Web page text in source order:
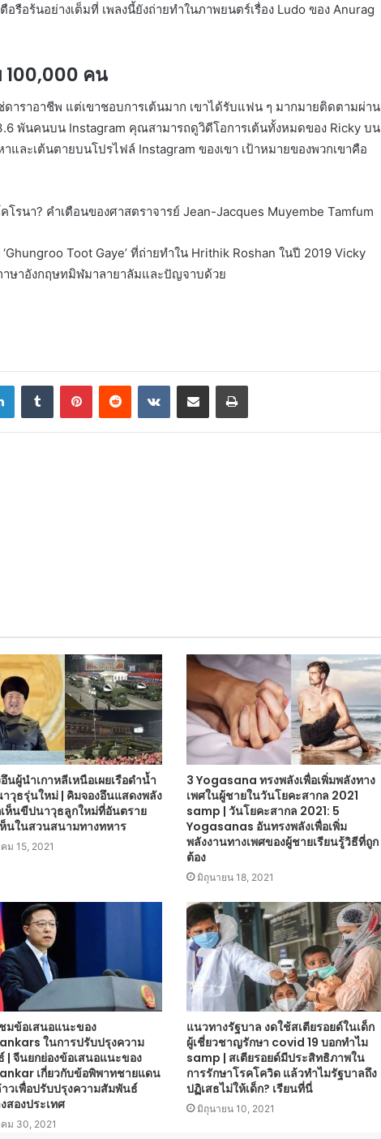
รือร้นอย่างเต็มที่ เพลงนี้ยังถ่ายทำในภาพยนตร์เรื่อง Ludo ของ Anurag
100,000 คน
ดาราอาชีพ แต่เขาชอบการเต้นมาก เขาได้รับแฟน ๆ มากมายติดตามผ่าน
พันคนบน Instagram คุณสามารถดูวิดีโอการเต้นทั้งหมดของ Ricky บน
าและเต้นตายบนโปรไฟล์ Instagram ของเขา เป้าหมายของพวกเขาคือ
โรนา? คำเตือนของศาสตราจารย์ Jean-Jacques Muyembe Tamfum
Toot Gaye’ ที่ถ่ายทำใน Hrithik Roshan ในปี 2019 Vicky
าษาอังกฤษทมิฬมาลายาลัมและปัญจาบด้วย
LinkedInTumblr PinterestReddit VKontakteShare via Email Print
นผู้นำเกาหลีเหนือเผยเรือดำน้ำ
วุธรุ่นใหม่ | คิมจองอึนแสดงพลัง
ห็นขีปนาวุธลูกใหม่ที่อันตราย
นในสวนสนามทางทหาร
ม 15, 2021
3 Yogasana ทรงพลังเพื่อเพิ่มพลังทาง
เพศในผู้ชายในวันโยคะสากล 2021
samp | วันโยคะสากล 2021: 5
Yogasanas อันทรงพลังเพื่อเพิ่ม
พลังงานทางเพศของผู้ชายเรียนรู้วิธีที่ถูก
ต้อง
มิถุนายน 18, 2021
มข้อเสนอแนะของ
ในการปรับปรุงความ
| จีนยกย่องข้อเสนอแนะของ
เกี่ยวกับข้อพิพาทชายแดน
วเพื่อปรับปรุงความสัมพันธ์
สองประเทศ
ม 30, 2021
แนวทางรัฐบาล งดใช้สเตียรอยด์ในเด็ก
ผู้เชี่ยวชาญรักษา covid 19 บอกทำไม
samp | สเตียรอยด์มีประสิทธิภาพใน
การรักษาโรคโควิด แล้วทำไมรัฐบาลถึง
ปฏิเสธไม่ให้เด็ก? เรียนที่นี่
มิถุนายน 10, 2021